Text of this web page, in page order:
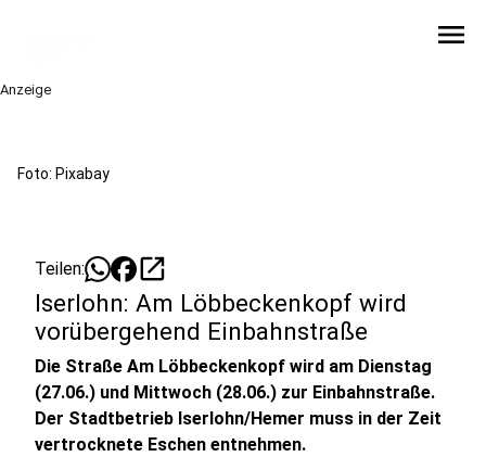
menu
Anzeige
Foto: Pixabay
Teilen: open_in_new
Iserlohn: Am Löbbeckenkopf wird
vorübergehend Einbahnstraße
Die Straße Am Löbbeckenkopf wird am Dienstag
(27.06.) und Mittwoch (28.06.) zur Einbahnstraße.
Der Stadtbetrieb Iserlohn/Hemer muss in der Zeit
vertrocknete Eschen entnehmen.